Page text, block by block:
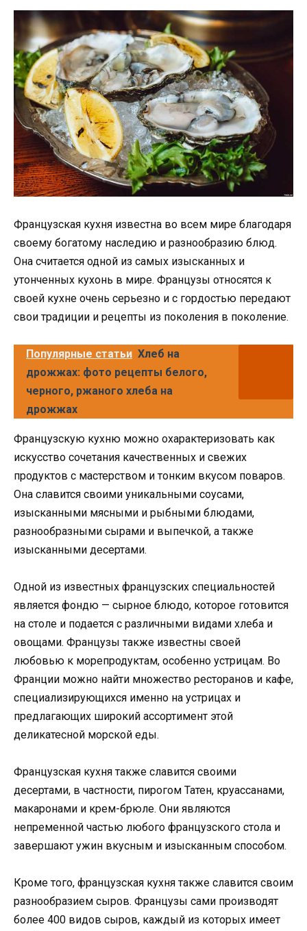
Французская кухня известна во всем мире благодаря
своему богатому наследию и разнообразию блюд.
Она считается одной из самых изысканных и
утонченных кухонь в мире. Французы относятся к
своей кухне очень серьезно и с гордостью передают
свои традиции и рецепты из поколения в поколение.
Популярные статьи Хлеб на
дрожжах: фото рецепты белого,
черного, ржаного хлеба на
дрожжах
Французскую кухню можно охарактеризовать как
искусство сочетания качественных и свежих
продуктов с мастерством и тонким вкусом поваров.
Она славится своими уникальными соусами,
изысканными мясными и рыбными блюдами,
разнообразными сырами и выпечкой, а также
изысканными десертами.
Одной из известных французских специальностей
является фондю — сырное блюдо, которое готовится
на столе и подается с различными видами хлеба и
овощами. Французы также известны своей
любовью к морепродуктам, особенно устрицам. Во
Франции можно найти множество ресторанов и кафе,
специализирующихся именно на устрицах и
предлагающих широкий ассортимент этой
деликатесной морской еды.
Французская кухня также славится своими
десертами, в частности, пирогом Татен, круассанами,
макаронами и крем-брюле. Они являются
непременной частью любого французского стола и
завершают ужин вкусным и изысканным способом.
Кроме того, французская кухня также славится своим
разнообразием сыров. Французы сами производят
более 400 видов сыров, каждый из которых имеет